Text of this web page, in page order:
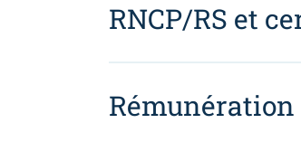
RNCP/RS et
Rémunération